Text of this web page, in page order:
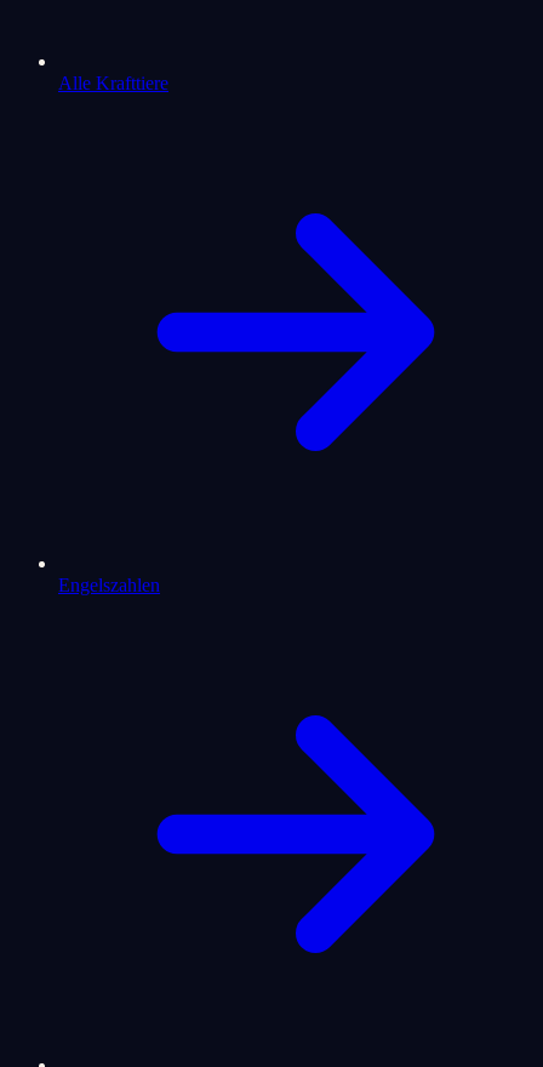
Alle Krafttiere
Engelszahlen